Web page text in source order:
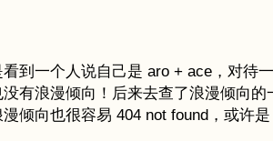
到一个人说自己是 aro + ace，对待
有浪漫倾向！后来去查了浪漫倾向
倾向也很容易 404 not found，或许